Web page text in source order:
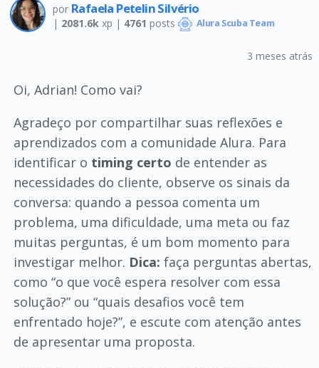
por Rafaela Petelin Silvério
| 2081.6k xp | 4761 posts Alura Scuba Team
3 meses atrás
Oi, Adrian! Como vai?
Agradeço por compartilhar suas reflexões e
aprendizados com a comunidade Alura. Para
identificar o timing certo de entender as
necessidades do cliente, observe os sinais da
conversa: quando a pessoa comenta um
problema, uma dificuldade, uma meta ou faz
muitas perguntas, é um bom momento para
investigar melhor. Dica: faça perguntas abertas,
como “o que você espera resolver com essa
solução?” ou “quais desafios você tem
enfrentado hoje?”, e escute com atenção antes
de apresentar uma proposta.